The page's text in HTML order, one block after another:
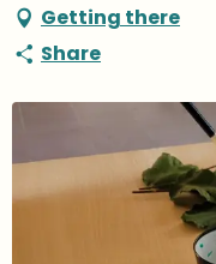
Getting there
Share